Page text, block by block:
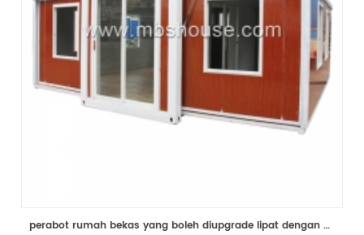
perabot rumah bekas yang boleh diupgrade lipat dengan dua bilik tidur yang siap dibina untuk dijual